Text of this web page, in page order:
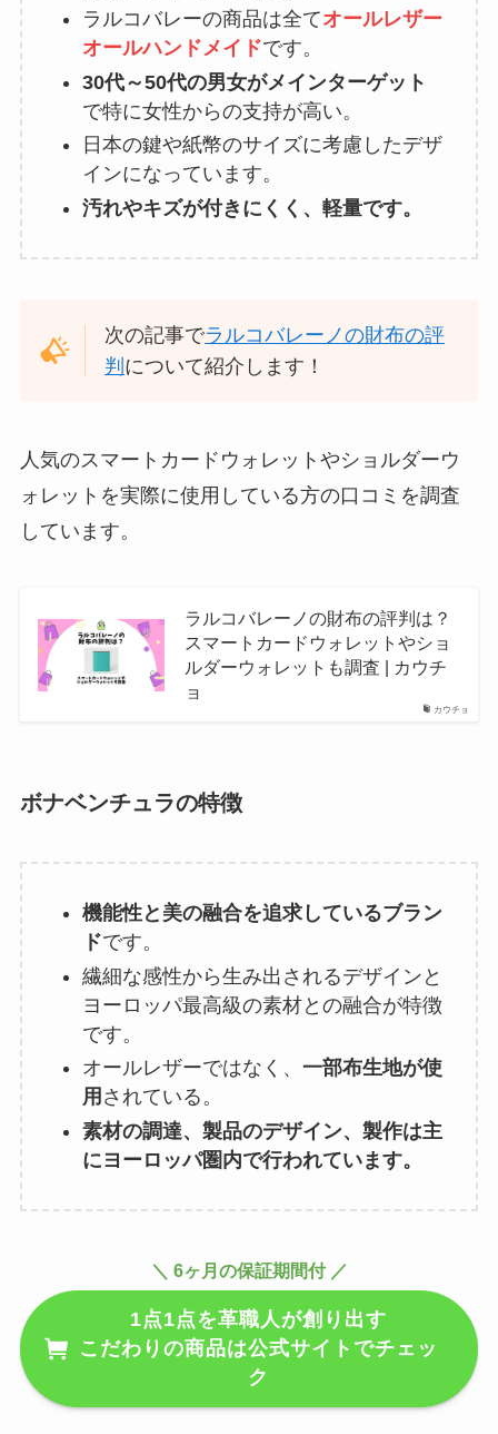
おいしい酢はスーパーやカルディ
で売ってる？取扱い店舗や通販を
調査！
耳ほぐタイム販売終了はなぜ？代
エルシアやマツキヨなど調査
シゲキックスアンリミテッドはど
こで売ってる？コンビニやイオ
plaudnoteの購入方法は？どこで
ラルコバレーの商品は全てオールレザー
オールハンドメイドです。
30代～50代の男女がメインターゲット
で特に女性からの支持が高い。
日本の鍵や紙幣のサイズに考慮したデザ
インになっています。
汚れやキズが付きにくく、軽量です。
次の記事でラルコバレーノの財布の評
判 について紹介します！
人気のスマートカードウォレットやショルダーウ
ォレットを実際に使用している方の口コミを調査
しています。
カウチョ
ラルコバレーノの財布の評判は？
スマートカードウォレットやショ
ルダーウォレットも調査 | カウチ
ョ
ボナベンチュラの特徴
機能性と美の融合を追求しているブラン
ドです。
繊細な感性から生み出されるデザインと
ヨーロッパ最高級の素材との融合が特徴
です。
オールレザーではなく、 一部布生地が使
用 されている。
素材の調達、製品のデザイン、製作は主
にヨーロッパ圏内で行われています。
＼ 6ヶ月の保証期間付 ／
1点1点を革職人が創り出す
こだわりの商品は公式サイトでチェッ
ク